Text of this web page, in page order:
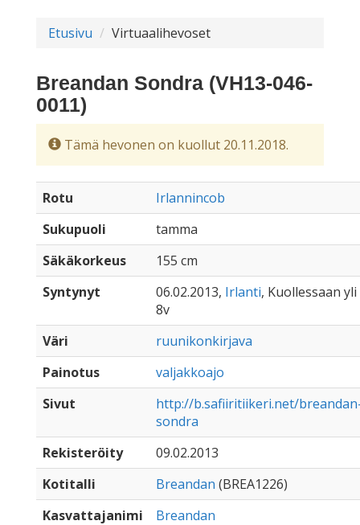
Etusivu Virtuaalihevoset
Breandan Sondra (VH13-046-
0011)
Tämä hevonen on kuollut 20.11.2018.
Rotu
Irlannincob
Sukupuoli
tamma
Säkäkorkeus
155 cm
Syntynyt
06.02.2013, Irlanti, Kuollessaan yli
8v
Väri
ruunikonkirjava
Painotus
valjakkoajo
Sivut
http://b.safiiritiikeri.net/
sondra
Rekisteröity
09.02.2013
Kotitalli
Breandan (BREA1226)
Kasvattajanimi
Breandan